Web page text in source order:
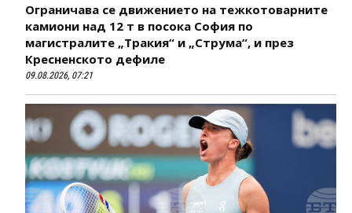
Ограничава се движението на тежкотоварните
камиони над 12 т в посока София по
магистралите „Тракия“ и „Струма“, и през
Кресненското дефиле
09.08.2026, 07:21